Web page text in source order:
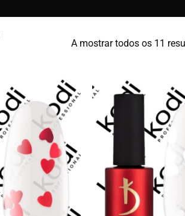
A mostrar todos os 11